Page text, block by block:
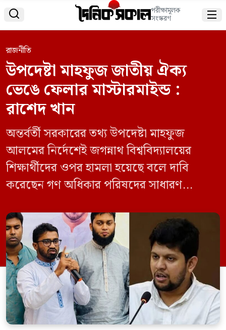
 পরীক্ষামূলক
সংস্করণ 
রাজনীতি
উপদেষ্টা মাহফুজ জাতীয় ঐক্য
ভেঙে ফেলার মাস্টারমাইন্ড :
রাশেদ খান
অন্তর্বর্তী সরকারের তথ্য উপদেষ্টা মাহফুজ
আলমের নির্দেশেই জগন্নাথ বিশ্ববিদ্যালয়ের
শিক্ষার্থীদের ওপর হামলা হয়েছে বলে দাবি
করেছেন গণ অধিকার পরিষদের সাধারণ
আলমকে জাতীয় ঐক্য ভেঙে ফেলার
‘মাস্টারমাইন্ড’ বলে অ্যাখ্যা দিয়েছেন তিনি। আজ
বৃহস্পতিবার এক ফেসবুক পোস্টে এসব মন্তব্য
করেন রাশেদ খান। ফেসবুক পোস্টে রাশেদ খান
বলেন, ‘মাহফুজের আলমের ওপর বোতল […]